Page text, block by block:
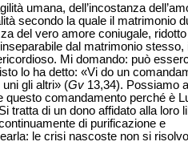
umana, dell’incostanza
secondo la quale il matrimonio
del vero amore coniugale,
dal matrimonio stesso,
Mi domando: può
lo ha detto: «Vi do un
gli altri» (Gv 13,34). Possiamo
questo comandamento perché è
tratta di un dono affidato alla loro
di purificazione e
le crisi nascoste non si